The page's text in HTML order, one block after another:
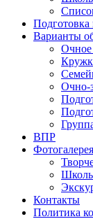
Подготовка
Варианты
Очное
Очно-
ВПР
Фотогалерея
Контакты
Политика